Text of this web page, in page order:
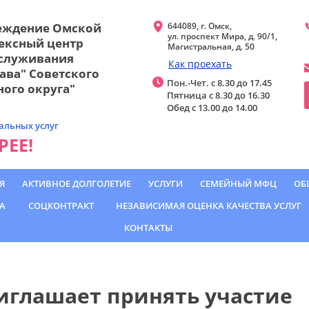
Омской
центр
Советского
округа"
услуг
644089, г. Омск,
ул. проспект Мира, д. 90/1,
Магистральная, д. 50
Как проехать
Пон.-Чет. с 8.30 до 17.45
Пятница с 8.30 до 16.30
Обед с 13.00 до 14.00
АКТИВНОЕ ДОЛГОЛЕТИЕ УСЛУГИ СЕМЕЙНЫЙ МФЦ
СОЦКОНТРАКТ
НЕЗАВИСИМАЯ ОЦЕНКА КАЧЕСТВА УСЛУГ
КОНТАКТЫ
принять участие